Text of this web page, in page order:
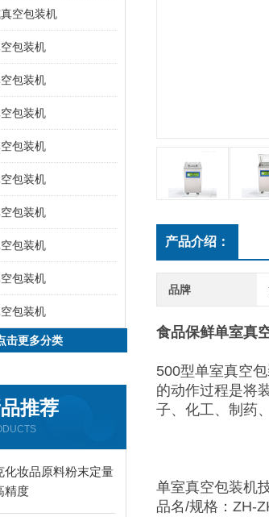
空包装机
包装机
包装机
包装机
包装机
包装机
包装机
包装机
包装机
包装机
击更多分类
推荐
化妆品原料粉末定量
精度
产品介绍：
品牌
食品保鲜单室真
500型单室真空
的动作过程是将
子、化工、制药
单室真空包装机
品名/规格：ZH-